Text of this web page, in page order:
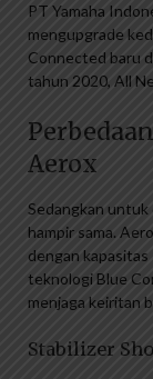
PT Yamaha
mengupgrade
Connected baru
tahun 2020, All
Aerox
Sedangkan untuk
hampir sama.
dengan
teknologi Blue
menjaga keiritan
Stabilizer